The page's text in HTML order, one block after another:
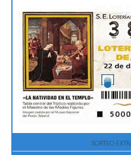
SORTEO